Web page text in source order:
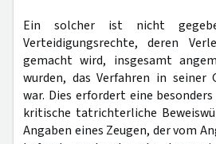
Ein solcher ist nicht
Verteidigungsrechte, deren
gemacht wird, insgesamt
wurden, das Verfahren in seiner
war. Dies erfordert eine
kritische tatrichterliche
Angaben eines Zeugen, der vom